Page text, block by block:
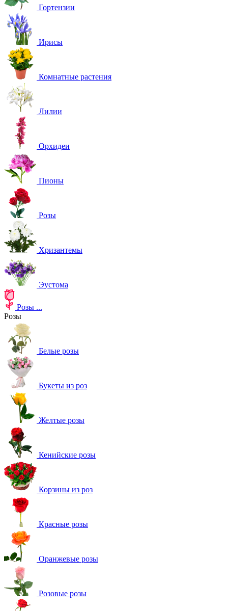
Гортензии
Ирисы
Комнатные растения
Лилии
Орхидеи
Пионы
Розы
Хризантемы
Эустома
Розы ...
Розы
Белые розы
Букеты из роз
Желтые розы
Кенийские розы
Корзины из роз
Красные розы
Оранжевые розы
Розовые розы